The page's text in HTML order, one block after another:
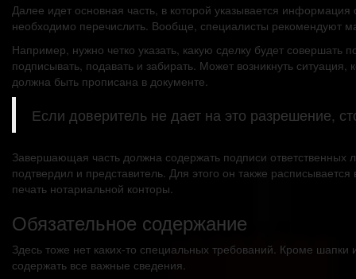
Далее идет основная часть, в которой указывается
необходимо перечислить. Вообще, специалисты рекомендуют
Например, нужно четко указать, какую сделку будет
подписывать, подавать и забирать. Может возникнуть
должна быть прописана в документе.
Если доверитель не дает на это разрешение,
Завершающая часть должна содержать подписи ответственных
подтвердил и представитель. Для этого он также
печать нотариальной конторы.
Обязательное содержание
Здесь тоже нет каких-то специальных требований. Кроме
содержать все важные сведения.